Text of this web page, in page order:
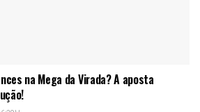
na Mega da Virada? A aposta